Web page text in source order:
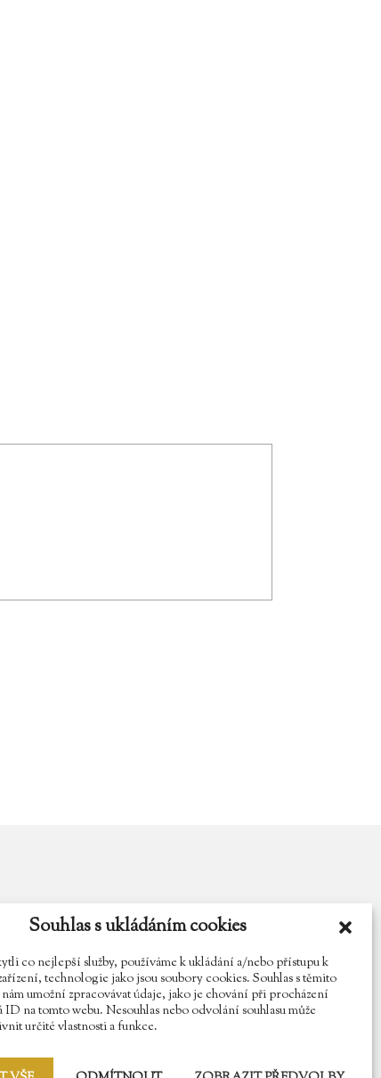
Souhlas s ukládáním cookies
co nejlepší služby, používáme k ukládání a/nebo přístupu k
technologie jako jsou soubory cookies. Souhlas s těmito
umožní zpracovávat údaje, jako je chování při procházení
ID na tomto webu. Nesouhlas nebo odvolání souhlasu může
určité vlastnosti a funkce.
Najdete nás na Facebooku
Sledujte náš Instagram